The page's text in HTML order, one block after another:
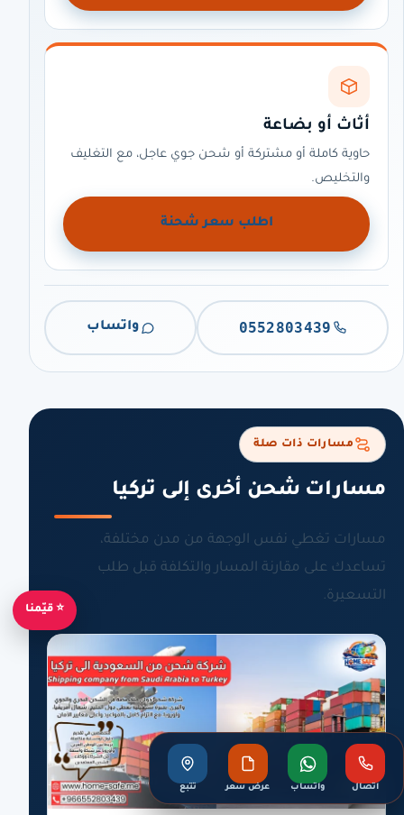
أثاث أو بضاعة
حاوية كاملة أو مشتركة أو شحن جوي عاجل، مع التغليف
والتخليص.
اطلب سعر شحنة
0552803439 واتساب
مسارات ذات صلة
مسارات شحن أخرى إلى تركيا
مسارات تغطي نفس الوجهة من مدن مختلفة،
تساعدك على مقارنة المسار والتكلفة قبل طلب
التسعيرة.
اتصال واتساب عرض سعر تتبع
⭐ قيّمنا